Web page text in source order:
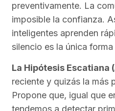
preventivamente. La
imposible la confianza.
inteligentes aprenden
silencio es la única
La Hipótesis Escatiana (
reciente y quizás la más
Propone que, igual que
tendemos a detectar